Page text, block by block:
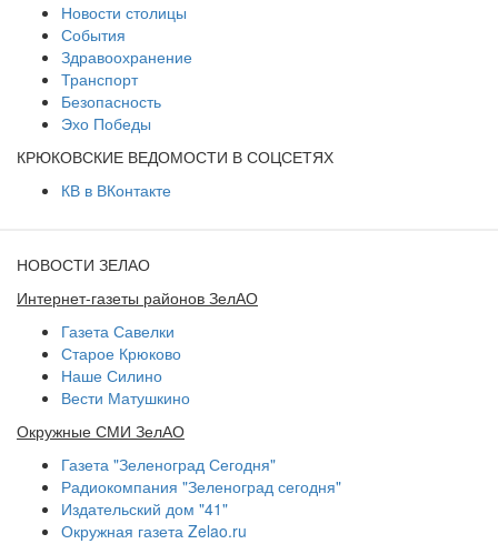
Новости столицы
События
Здравоохранение
Транспорт
Безопасность
Эхо Победы
КРЮКОВСКИЕ ВЕДОМОСТИ В СОЦСЕТЯХ
КВ в ВКонтакте
НОВОСТИ ЗЕЛАО
Интернет-газеты районов ЗелАО
Газета Савелки
Старое Крюково
Наше Силино
Вести Матушкино
Окружные СМИ ЗелАО
Газета "Зеленоград Сегодня"
Радиокомпания "Зеленоград сегодня"
Издательский дом "41"
Окружная газета Zelao.ru